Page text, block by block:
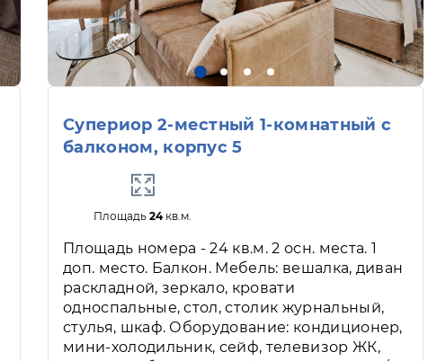
Супериор 2-местный 1-комнатный с
балконом, корпус 5
Площадь24кв.м.
Площадь номера - 24 кв.м. 2 осн. места. 1
доп. место. Балкон. Мебель: вешалка, диван
раскладной, зеркало, кровати
односпальные, стол, столик журнальный,
стулья, шкаф. Оборудование: кондиционер,
мини-холодильник, сейф, телевизор ЖК,